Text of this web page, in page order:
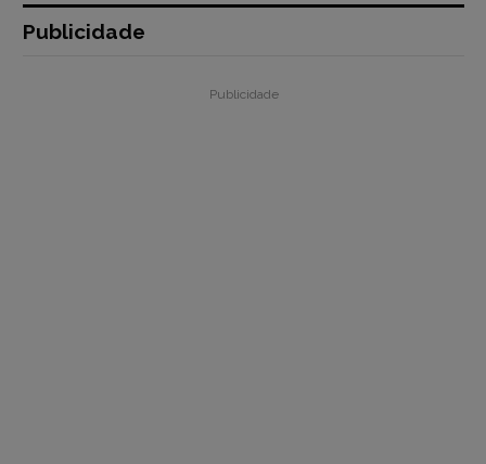
Publicidade
Publicidade